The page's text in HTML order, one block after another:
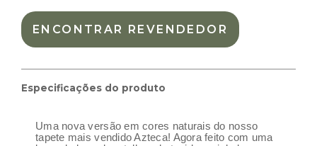
Peso: 5.700kg
Dimensões das embalagem: 58,0 × 50,0 × 13,0 cm
ENCONTRAR REVENDEDOR
Especificações do produto
Uma nova versão em cores naturais do nosso
tapete mais vendido Azteca! Agora feito com uma